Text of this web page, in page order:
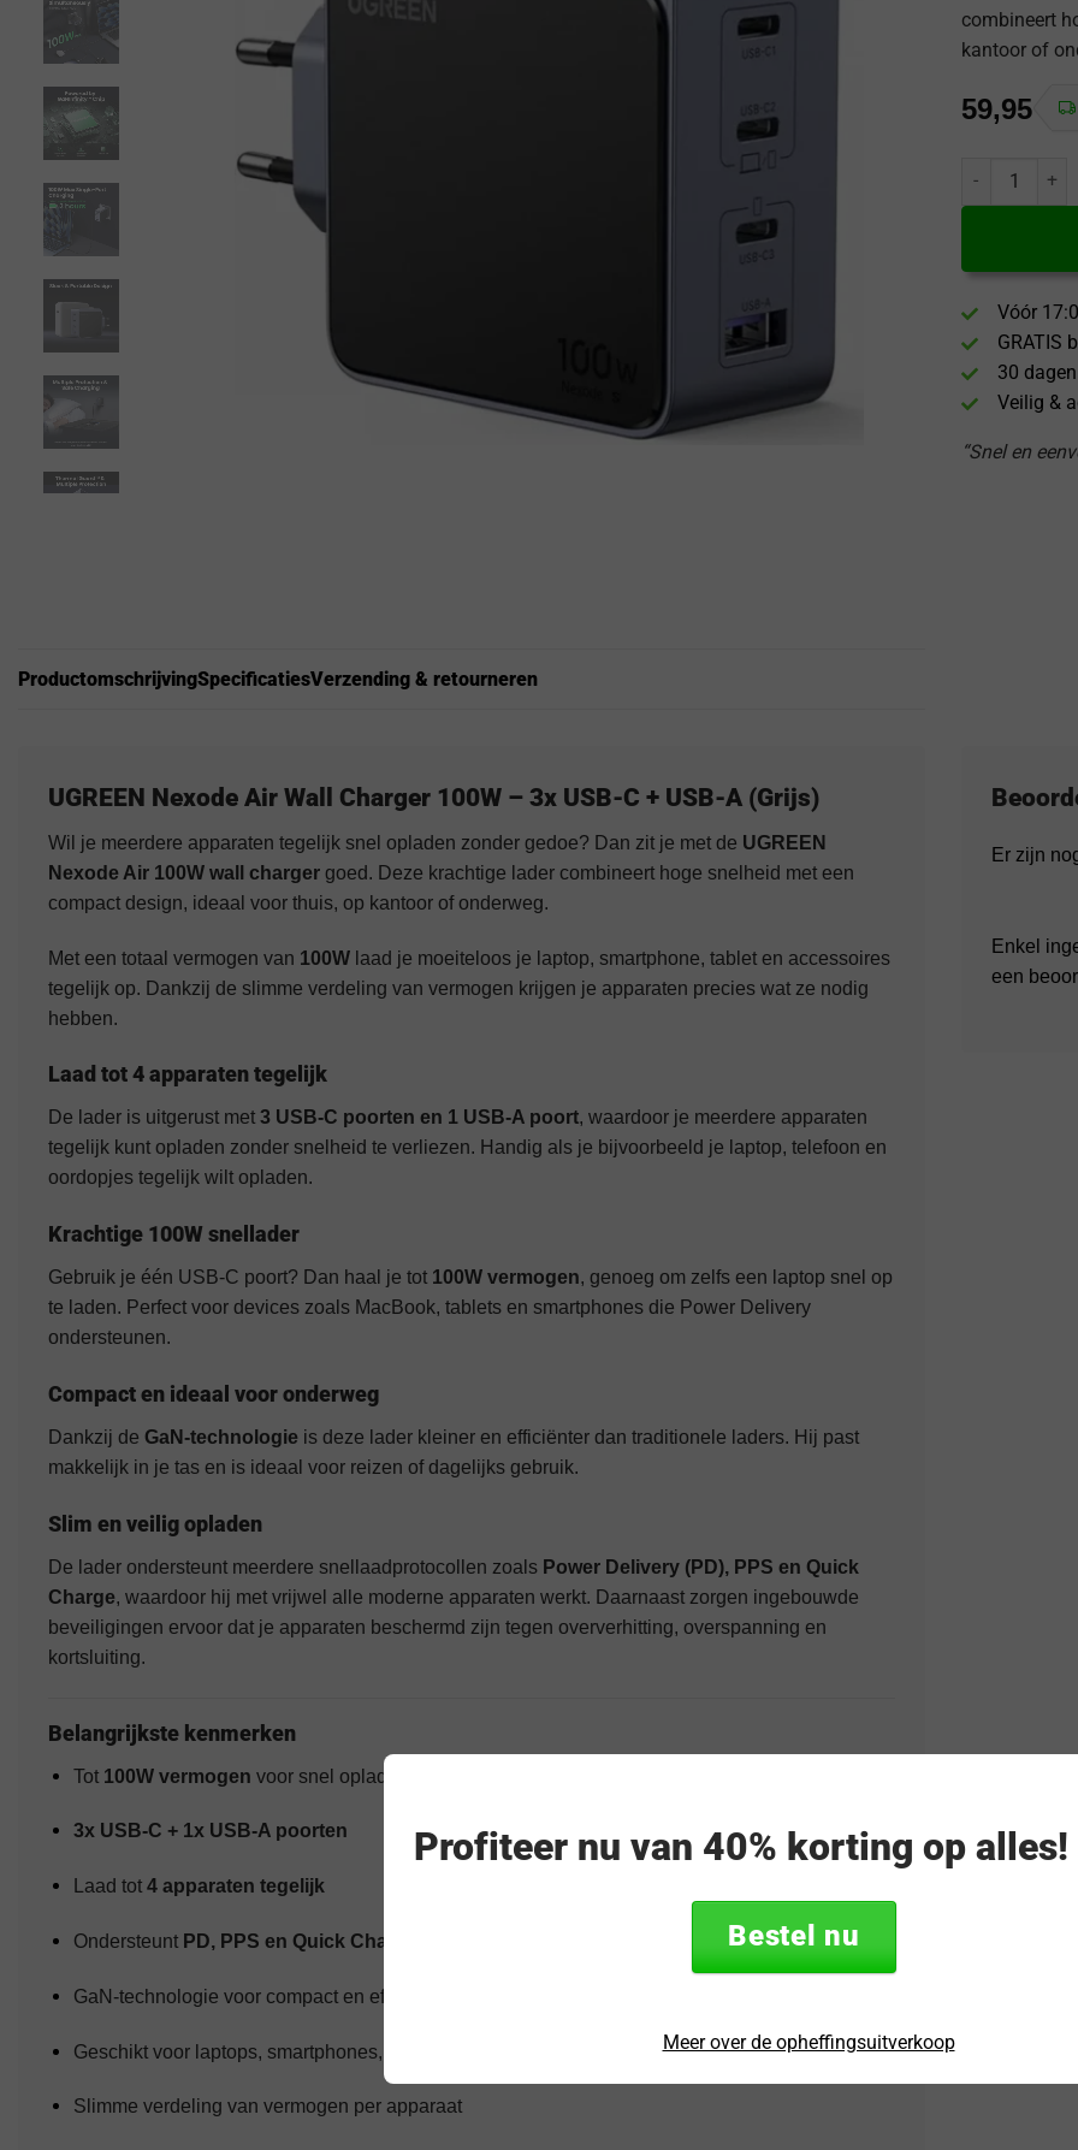
combineert
kantoor of
59,95
UGREEN
Vóór
GRATIS
30
Veilig &
“Snel en
ProductomschrijvingSpecificatiesVerzending & retourneren
UGREEN Nexode Air Wall Charger 100W – 3x USB-C + USB-A (Grijs)
Wil je meerdere apparaten tegelijk snel opladen zonder gedoe? Dan zit je met de UGREEN
Nexode Air 100W wall charger goed. Deze krachtige lader combineert hoge snelheid met een
compact design, ideaal voor thuis, op kantoor of onderweg.
Met een totaal vermogen van 100W laad je moeiteloos je laptop, smartphone, tablet en accessoires
tegelijk op. Dankzij de slimme verdeling van vermogen krijgen je apparaten precies wat ze nodig
hebben.
Laad tot 4 apparaten tegelijk
De lader is uitgerust met 3 USB-C poorten en 1 USB-A poort, waardoor je meerdere apparaten
tegelijk kunt opladen zonder snelheid te verliezen. Handig als je bijvoorbeeld je laptop, telefoon en
oordopjes tegelijk wilt opladen.
Krachtige 100W snellader
Gebruik je één USB-C poort? Dan haal je tot 100W vermogen, genoeg om zelfs een laptop snel op
te laden. Perfect voor devices zoals MacBook, tablets en smartphones die Power Delivery
ondersteunen.
Compact en ideaal voor onderweg
Dankzij de GaN-technologie is deze lader kleiner en efficiënter dan traditionele laders. Hij past
makkelijk in je tas en is ideaal voor reizen of dagelijks gebruik.
Slim en veilig opladen
De lader ondersteunt meerdere snellaadprotocollen zoals Power Delivery (PD), PPS en Quick
Charge, waardoor hij met vrijwel alle moderne apparaten werkt. Daarnaast zorgen ingebouwde
beveiligingen ervoor dat je apparaten beschermd zijn tegen oververhitting, overspanning en
kortsluiting.
Belangrijkste kenmerken
Tot 100W vermogen voor snel opladen
3x USB-C + 1x USB-A poorten
Laad tot 4 apparaten tegelijk
Ondersteunt PD, PPS en Quick Charge
GaN-technologie voor compact en efficiënt design
Geschikt voor laptops, smartphones, tablets en accessoires
Slimme verdeling van vermogen per apparaat
Er zijn
Enkel
een
Profiteer nu van 40% korting op alles!
Bestel nu
Meer over de opheffingsuitverkoop